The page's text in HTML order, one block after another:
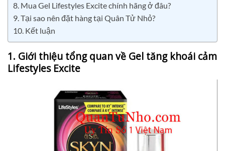
8. Mua Gel Lifestyles Excite chính hãng ở đâu?
9. Tại sao nên đặt hàng tại Quân Tử Nhỏ?
10. Kết luận
1. Giới thiệu tổng quan về Gel tăng khoái cảm
Lifestyles Excite